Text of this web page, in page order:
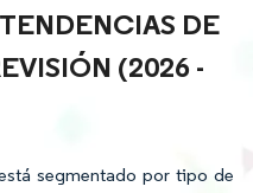
DE
(2026 -
segmentado por tipo de